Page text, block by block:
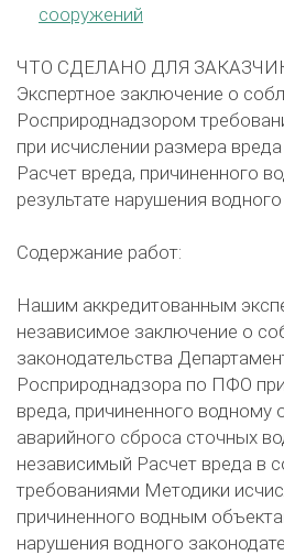
сооружений
ЧТО СДЕЛАНО ДЛЯ
Экспертное заключение о
Росприроднадзором
при исчислении размера
Расчет вреда, причиненного
результате нарушения
Содержание работ:
Нашим аккредитованным
независимое заключение о
законодательства
Росприроднадзора по ПФО
вреда, причиненного водному
аварийного сброса сточных
независимый Расчет вреда в
требованиями Методики
причиненного водным
нарушения водного